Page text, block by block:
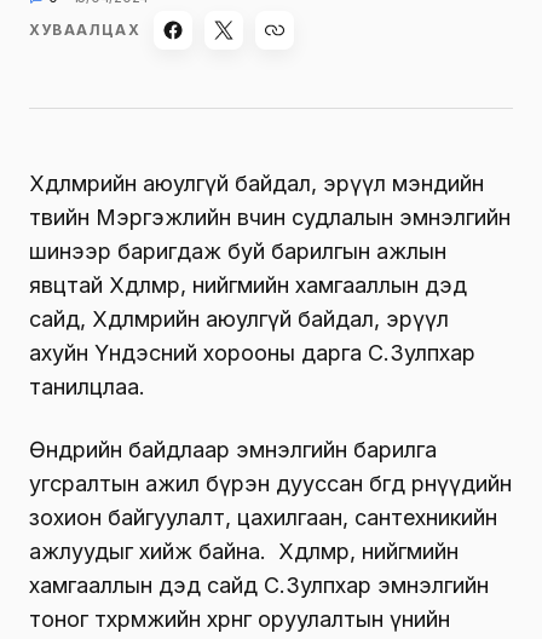
ХУВААЛЦАХ
Хөдөлмөрийн аюулгүй байдал, эрүүл мэндийн
төвийн Мэргэжлийн өвчин судлалын эмнэлгийн
шинээр баригдаж буй барилгын ажлын
явцтай Хөдөлмөр, нийгмийн хамгааллын дэд
сайд, Хөдөлмөрийн аюулгүй байдал, эрүүл
ахуйн Үндэсний хорооны дарга С.Зулпхар
танилцлаа.
Өнөөдрийн байдлаар эмнэлгийн барилга
угсралтын ажил бүрэн дууссан бөгөөд өрөөнүүдийн
зохион байгуулалт, цахилгаан, сантехникийн
ажлуудыг хийж байна. Хөдөлмөр, нийгмийн
хамгааллын дэд сайд С.Зулпхар эмнэлгийн
тоног төхөөрөмжийн хөрөнгө оруулалтын үнийн